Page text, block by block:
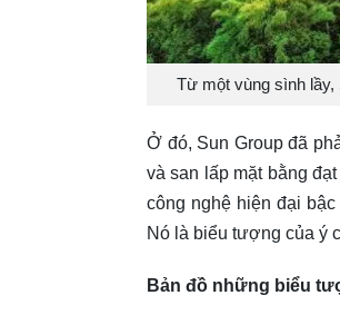
Từ một vùng sình
Ở đó, Sun Group đã
và san lấp mặt bằng
công nghệ hiện đại
Nó là biểu tượng của ý
Bản đồ những biểu